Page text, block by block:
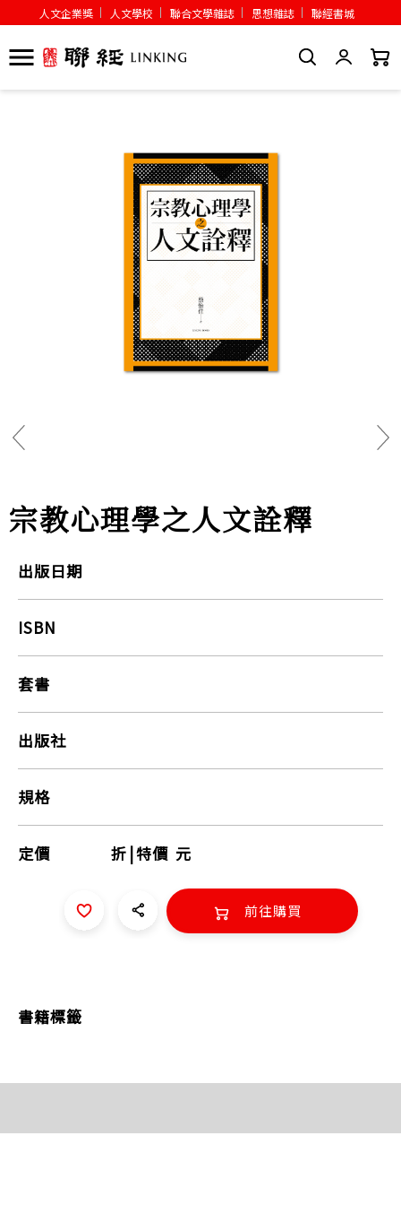
人文企業獎 人文學校 聯合文學雜誌 思想雜誌 聯經書城
宗教心理學之人文詮釋
出版日期
ISBN
套書
出版社
規格
定價 折 |特價 元
前往購買
書籍標籤